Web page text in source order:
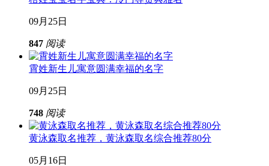
09月25日
847 阅读
霄姓新生儿寓意圆满幸福的名字
09月25日
748 阅读
黄泳森取名推荐，黄泳森取名综合推荐80分
05月16日